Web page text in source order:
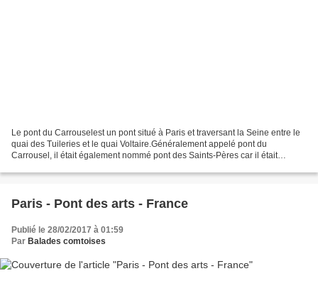
Le pont du Carrouselest un pont situé à Paris et traversant la Seine entre le
quai des Tuileries et le quai Voltaire.Généralement appelé pont du
Carrousel, il était également nommé pont des Saints-Pères car il était
Paris - Pont des arts - France
Publié le 28/02/2017 à 01:59
Par Balades comtoises